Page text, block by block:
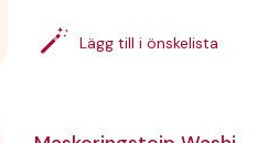
Lägg till i önskelista